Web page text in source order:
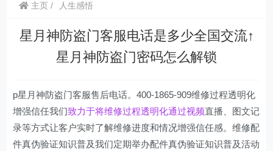
主页 人生感悟
星月神防盗门客服电话是多少全国交流↑
星月神防盗门密码怎么解锁
p星月神防盗门客服售后电话。400-1865-909维修过程透明化
增强信任我们致力于将维修过程透明化通过视频直播、图文记
录等方式让客户实时了解维修进度和情况增强信任感。维修配
件真伪验证知识普及我们定期举办配件真伪验证知识普及活动